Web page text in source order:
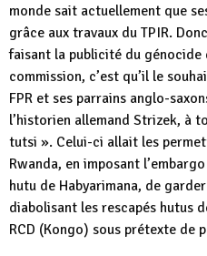
monde sait actuellement que
grâce aux travaux du TPIR.
faisant la publicité du génocide
commission, c’est qu’il le
FPR et ses parrains anglo-
l’historien allemand Strizek, à
tutsi ». Celui-ci allait les
Rwanda, en imposant
hutu de Habyarimana, de
diabolisant les rescapés hutus
RCD (Kongo) sous prétexte de